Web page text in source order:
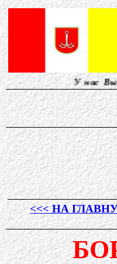
У нас Вы сможете
<<< НА